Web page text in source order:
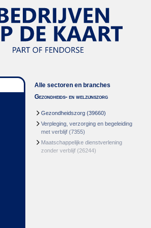
Alle sectoren en branches
Gezondheids- en welzijnszorg
Gezondheidszorg (39660)
Verpleging, verzorging en begeleiding
met verblijf (7355)
Maatschappelijke dienstverlening
zonder verblijf (26244)